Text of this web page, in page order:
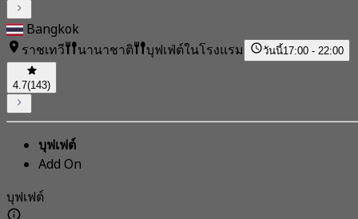
Bangkok
ราชเทวี
นานาชาติ บุฟเฟ่ต์ในโรงแรม วันนี้17:00 - 22:00
4.7(143)
บุฟเฟต์
Add On
บุฟเฟต์